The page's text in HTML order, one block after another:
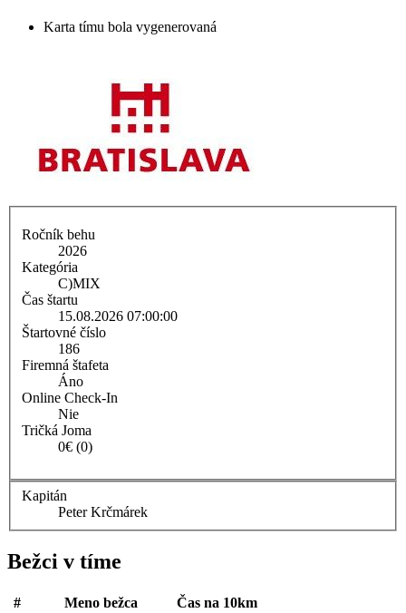
Karta tímu bola vygenerovaná
Ročník behu
2026
Kategória
C)MIX
Čas štartu
15.08.2026 07:00:00
Štartovné číslo
186
Firemná štafeta
Áno
Online Check-In
Nie
Tričká Joma
0€ (0)
Kapitán
Peter Krčmárek
Bežci v tíme
# Meno bežca
Čas na 10km